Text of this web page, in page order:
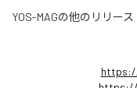
YOS-MAGの他のリリース